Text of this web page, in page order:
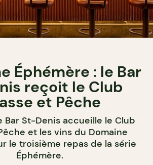
Éphémère : le Bar
reçoit le Club
et Pêche
Bar St-Denis accueille le Club
et les vins du Domaine
le troisième repas de la série
Éphémère.